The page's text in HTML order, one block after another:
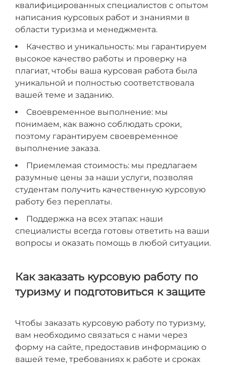
квалифицированных специалистов с опытом
написания курсовых работ и знаниями в
области туризма и менеджмента.
Качество и уникальность: мы гарантируем
высокое качество работы и проверку на
плагиат, чтобы ваша курсовая работа была
уникальной и полностью соответствовала
вашей теме и заданию.
Своевременное выполнение: мы
понимаем, как важно соблюдать сроки,
поэтому гарантируем своевременное
выполнение заказа.
Приемлемая стоимость: мы предлагаем
разумные цены за наши услуги, позволяя
студентам получить качественную курсовую
работу без переплаты.
Поддержка на всех этапах: наши
специалисты всегда готовы ответить на ваши
вопросы и оказать помощь в любой ситуации.
Как заказать курсовую работу по
туризму и подготовиться к защите
Чтобы заказать курсовую работу по туризму,
вам необходимо связаться с нами через
форму на сайте, предоставив информацию о
вашей теме, требованиях к работе и сроках